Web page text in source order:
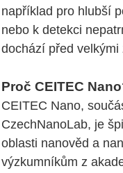
například pro hlubší
nebo k detekci
dochází před
Proč CEITEC
CEITEC Nano,
CzechNanoLab, je
oblasti nanověd a
výzkumníkům z